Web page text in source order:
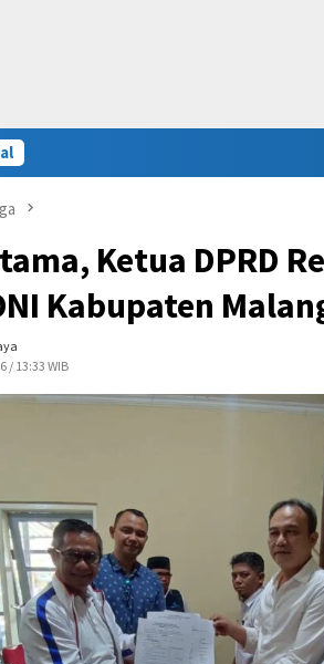
Ketua DPRD
Kabupaten
/ 13:33 WIB